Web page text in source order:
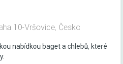
10-Vršovice, Česko
nabídkou baget a chlebů, které